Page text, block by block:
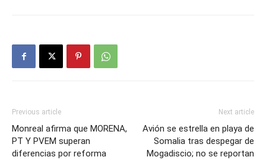
Previous article
Monreal afirma que MORENA,
PT Y PVEM superan
diferencias por reforma
Next article
Avión se estrella en playa de
Somalia tras despegar de
Mogadiscio; no se reportan